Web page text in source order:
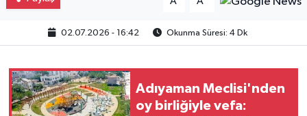
02.07.2026 - 16:42 Okunma Süresi: 4 Dk
Adıyaman Meclisi'nden
oy birliğiyle vefa: